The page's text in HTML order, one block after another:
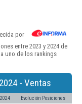
por
entre 2023 y 2024 de
uno de los rankings
- Ventas
Evolución Posiciones